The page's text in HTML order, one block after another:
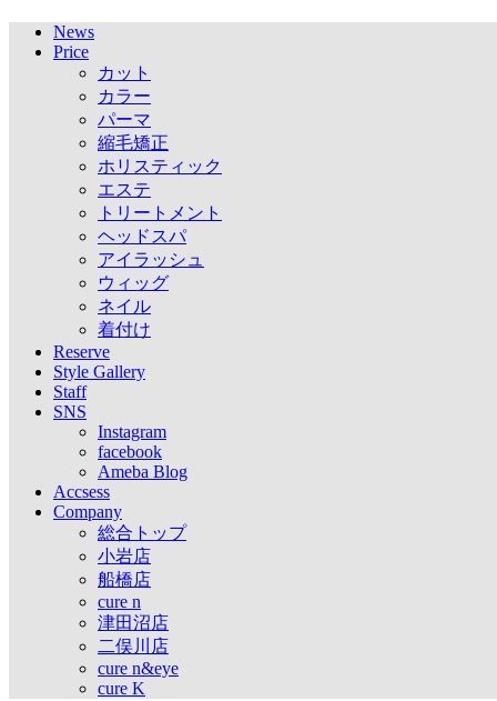
News
Price
カット
カラー
パーマ
縮毛矯正
ホリスティック
エステ
トリートメント
ヘッドスパ
アイラッシュ
ウィッグ
ネイル
着付け
Reserve
Style Gallery
Staff
SNS
Instagram
facebook
Ameba Blog
Accsess
Company
総合トップ
小岩店
船橋店
cure n
津田沼店
二俣川店
cure n&eye
cure K